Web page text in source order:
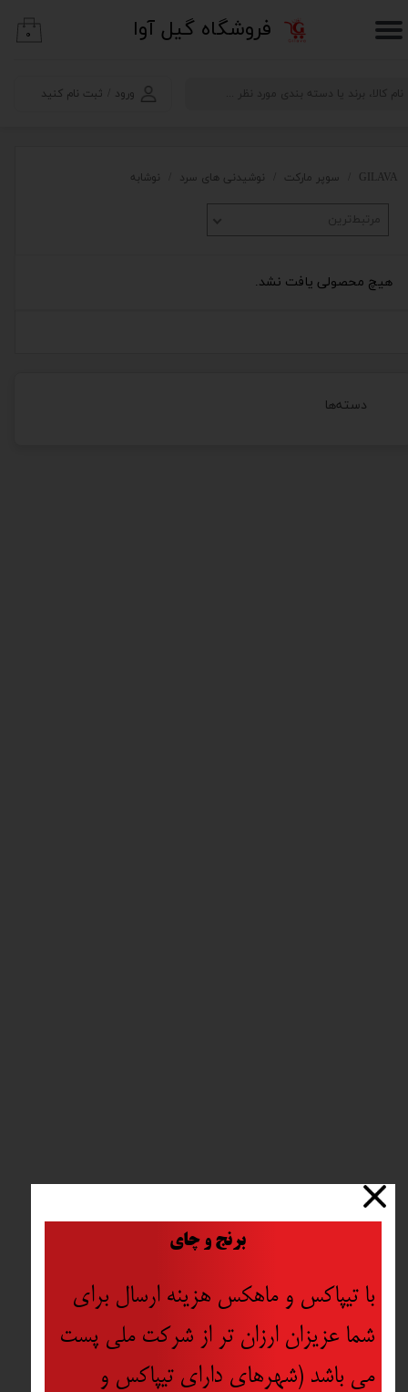
​فروشگاه گیل آوا
ورود ثبت نام کنید
حساب کاربری من
۰
دسته‌ها
GILAVA سوپر مارکت نوشیدنی های سرد نوشابه
مرتبط‌ترین
هیچ محصولی یافت نشد.
برنج و چای
با تیپاکس و ماهکس هزینه ارسال برای
شما عزیزان ارزان تر از شرکت ملی پست
می باشد (شهرهای دارای تیپاکس و